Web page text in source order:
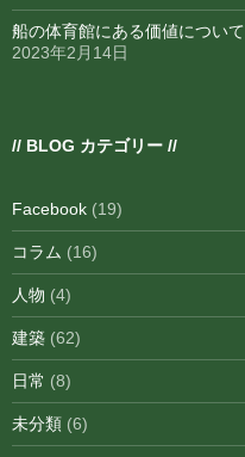
船の体育館にある価値について
2023年2月14日
// BLOG カテゴリー //
Facebook (19)
コラム (16)
人物 (4)
建築 (62)
日常 (8)
未分類 (6)